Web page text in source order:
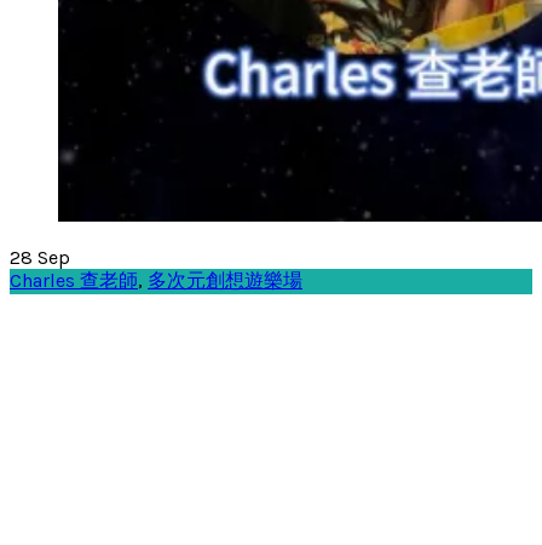
28 Sep
Charles 查老師, 多次元創想遊樂場